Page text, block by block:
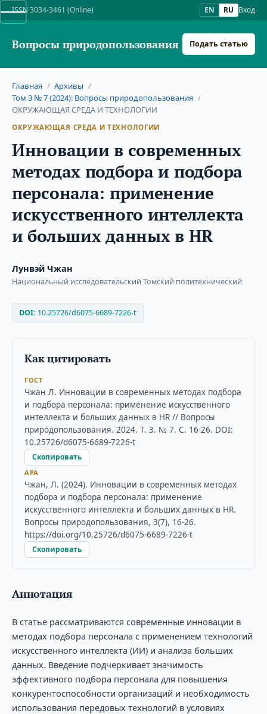
ISSN 3034-3461 (Online) EN RU Вход
Вопросы природопользования Подать статью
Главная / Архивы /
Том 3 № 7 (2024): Вопросы природопользования /
ОКРУЖАЮЩАЯ СРЕДА И ТЕХНОЛОГИИ
ОКРУЖАЮЩАЯ СРЕДА И ТЕХНОЛОГИИ
Инновации в современных
методах подбора и подбора
персонала: применение
искусственного интеллекта
и больших данных в HR
Лунвэй Чжан
Национальный исследовательский Томский политехнический
DOI: 10.25726/d6075-6689-7226-t
Как цитировать
ГОСТ
Чжан Л. Инновации в современных методах подбора
и подбора персонала: применение искусственного
интеллекта и больших данных в HR // Вопросы
природопользования. 2024. Т. 3. № 7. С. 16-26. DOI:
10.25726/d6075-6689-7226-t
Скопировать
APA
Чжан, Л. (2024). Инновации в современных методах
подбора и подбора персонала: применение
искусственного интеллекта и больших данных в HR.
Вопросы природопользования, 3(7), 16-26.
https://doi.org/10.25726/d6075-6689-7226-t
Скопировать
Аннотация
В статье рассматриваются современные инновации в
методах подбора персонала с применением технологий
искусственного интеллекта (ИИ) и анализа больших
данных. Введение подчеркивает значимость
эффективного подбора персонала для повышения
конкурентоспособности организаций и необходимость
использования передовых технологий в условиях